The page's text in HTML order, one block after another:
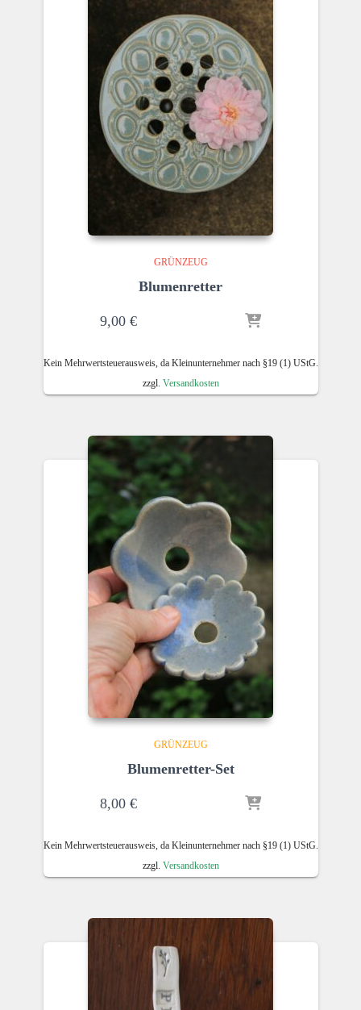
GRÜNZEUG
Blumenretter
9,00 €
Kein Mehrwertsteuerausweis, da Kleinunternehmer nach §19 (1) UStG.
zzgl. Versandkosten
GRÜNZEUG
Blumenretter-Set
8,00 €
Kein Mehrwertsteuerausweis, da Kleinunternehmer nach §19 (1) UStG.
zzgl. Versandkosten